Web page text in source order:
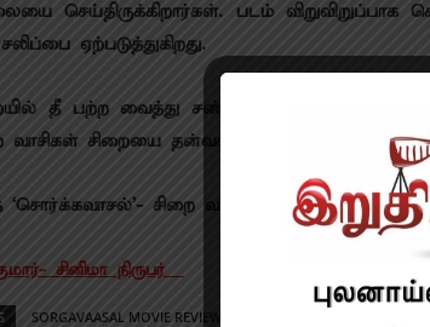
செய்திருக்கிறார்கள். படம் விறுவிறுப்பாக
ஏற்படுத்துகிறது.
தீ பற்ற வைத்து சண்டை போடுவது..
வாசிகள் சிறையை தன்வசம் ஆக்கி கலவரம்
சிறை வாழ்க்கையின் வலி…..
சினிமா நிருபர்
SORGAVAASAL MOVIE REVIEW